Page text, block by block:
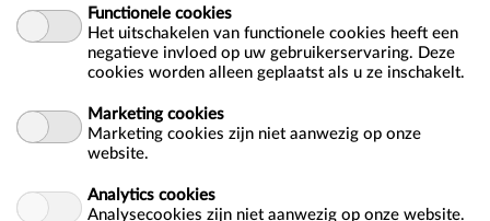
Wist je dat je bij ir. Ottenbad ook heerlijk relaxt baantjes
kunt komen zwemmen in het 25-meterbad? Baantjes
zwemmen is goed voor je conditie, je traint er je spieren
namelijk minder... meer >>
Functionele cookies
Het uitschakelen van functionele cookies heeft een
negatieve invloed op uw gebruikerservaring. Deze
cookies worden alleen geplaatst als u ze inschakelt.
Marketing cookies
Marketing cookies zijn niet aanwezig op onze
website.
Analytics cookies
Analysecookies zijn niet aanwezig op onze website.